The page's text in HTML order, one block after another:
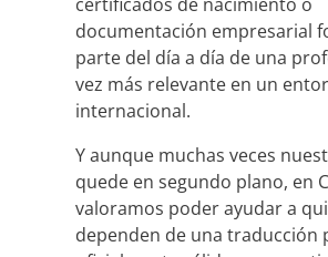
documentación empresarial
parte del día a día de una
vez más relevante en un
internacional.
Y aunque muchas veces
quede en segundo plano, en
valoramos poder ayudar a
dependen de una traducción